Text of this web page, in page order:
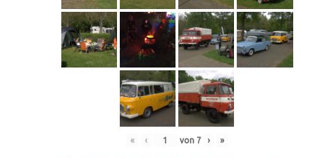
« ‹ von 7 › »